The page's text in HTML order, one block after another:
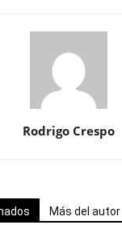
Rodrigo Crespo
Más del autor